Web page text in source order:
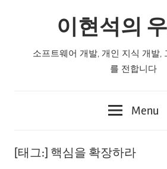
이현석의
소프트웨어 개발, 개인 지식 개발,
를 전합니다
Menu
[태그:] 핵심을 확장하라